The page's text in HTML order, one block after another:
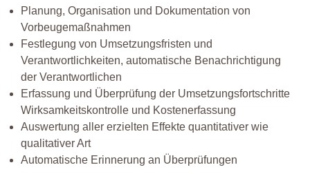
Planung, Organisation und Dokumentation von
Vorbeugemaßnahmen
Festlegung von Umsetzungsfristen und
Verantwortlichkeiten, automatische Benachrichtigung
der Verantwortlichen
Erfassung und Überprüfung der Umsetzungsfortschritte
Wirksamkeitskontrolle und Kostenerfassung
Auswertung aller erzielten Effekte quantitativer wie
qualitativer Art
Automatische Erinnerung an Überprüfungen